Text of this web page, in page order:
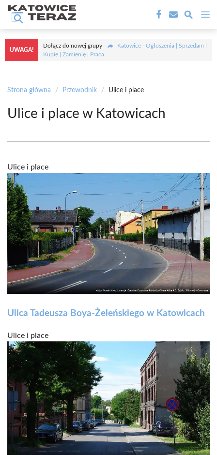
Przejdź
treści
UWAGA!
Dołącz do nowej grupy
Katowice - Ogłoszenia | Sprzedam |
Kupię | Zamienię | Praca
Strona główna / Przewodnik / Ulice i place
Ulice i place w Katowicach
Ulice i place
Ulica Tadeusza Boya-Żeleńskiego w Katowicach
Ulice i place